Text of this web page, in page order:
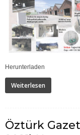
Herunterladen
Weiterlesen
Öztürk